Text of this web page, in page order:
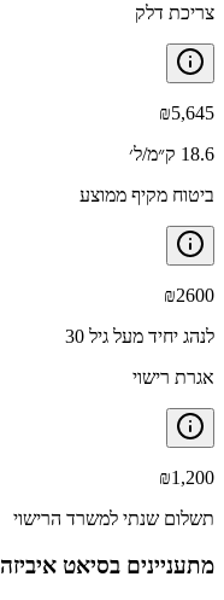
צריכת דלק
₪5,645
18.6 ק״מ/ל׳
ביטוח מקיף ממוצע
₪2600
לנהג יחיד מעל גיל 30
אגרת רישוי
₪1,200
תשלום שנתי למשרד הרישוי
מתעניינים בסיאט איביזה